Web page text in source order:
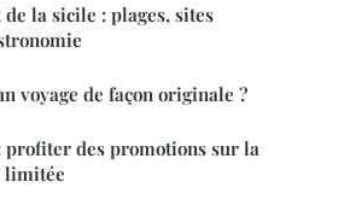
la sicile : plages, sites
voyage de façon originale ?
profiter des promotions sur la
limitée